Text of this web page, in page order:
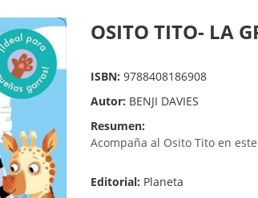
OSITO TITO- LA
ISBN: 9788408186908
Autor: BENJI DAVIES
Resumen:
Acompaña al Osito Tito en
Editorial: Planeta